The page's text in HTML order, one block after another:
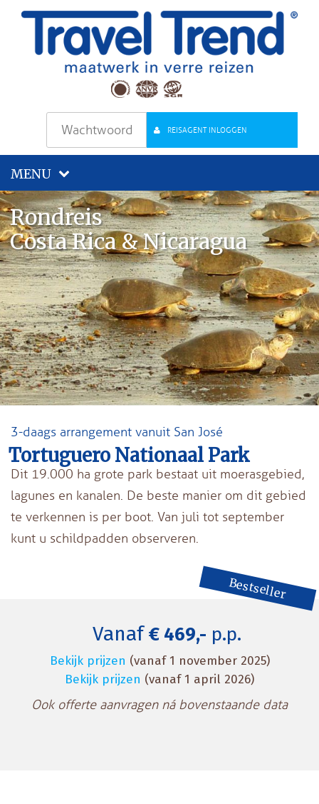
REISAGENT INLOGGEN
MENU
Rondreis
Costa Rica & Nicaragua
3-daags arrangement vanuit San José
Tortuguero Nationaal Park
Dit 19.000 ha grote park bestaat uit moerasgebied,
lagunes en kanalen. De beste manier om dit gebied
te verkennen is per boot. Van juli tot september
kunt u schildpadden observeren.
Bestseller
Vanaf€ 469,- p.p.
Bekijk prijzen (vanaf 1 november 2025)
Bekijk prijzen (vanaf 1 april 2026)
Ook offerte aanvragen ná bovenstaande data